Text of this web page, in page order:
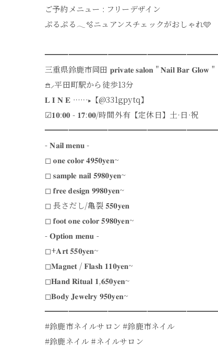
ご予約メニュー : フリーデザイン
ぷるぷる𓂃🫧‪ニュアンスチェックがおしゃれ🩵
━━━━━━━━━━━━━━━━━━━━━━
三重県鈴鹿市岡田 𝐩𝐫𝐢𝐯𝐚𝐭𝐞 𝐬𝐚𝐥𝐨𝐧 " 𝐍𝐚𝐢𝐥 𝐁𝐚𝐫 𝐆𝐥𝐨𝐰 "
𖠿⸝平田町駅から徒歩13分
𝐋 𝐈 𝐍 𝐄 ······▸【@331gpytq】
︎︎︎︎︎︎☑︎𝟏𝟎:𝟎𝟎 - 𝟏𝟕:𝟎𝟎/時間外有【定休日】土·日·祝
━━━━━━━━━━━━━━━━━━━━━━
- 𝐍𝐚𝐢𝐥 𝐦𝐞𝐧𝐮 -
◻︎ 𝐨𝐧𝐞 𝐜𝐨𝐥𝐨𝐫 𝟒𝟗𝟓𝟎𝐲𝐞𝐧~
◻︎ 𝐬𝐚𝐦𝐩𝐥𝐞 𝐧𝐚𝐢𝐥 𝟓𝟗𝟖𝟎𝐲𝐞𝐧~
◻︎ 𝐟𝐫𝐞𝐞 𝐝𝐞𝐬𝐢𝐠𝐧 𝟗𝟗𝟖𝟎𝐲𝐞𝐧~
◻︎ 長さだし/亀裂 𝟓𝟓𝟎𝐲𝐞𝐧
◻︎ 𝐟𝐨𝐨𝐭 𝐨𝐧𝐞 𝐜𝐨𝐥𝐨𝐫 𝟓𝟗𝟖𝟎𝐲𝐞𝐧~
- 𝐎𝐩𝐭𝐢𝐨𝐧 𝐦𝐞𝐧𝐮 -
◻︎+𝐀𝐫𝐭 𝟓𝟓𝟎𝐲𝐞𝐧~
◻︎𝐌𝐚𝐠𝐧𝐞𝐭 / 𝐅𝐥𝐚𝐬𝐡 𝟏𝟏𝟎𝐲𝐞𝐧~
◻︎𝐇𝐚𝐧𝐝 𝐑𝐢𝐭𝐮𝐚𝐥 𝟏,𝟔𝟓𝟎𝐲𝐞𝐧~
◻︎𝐁𝐨𝐝𝐲 𝐉𝐞𝐰𝐞𝐥𝐫𝐲 𝟗𝟓𝟎𝐲𝐞𝐧~
━━━━━━━━━━━━━━━━━━━━━━
#鈴鹿市ネイルサロン #鈴鹿市ネイル
#鈴鹿ネイル #ネイルサロン